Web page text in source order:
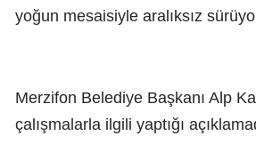
yoğun mesaisiyle aralıksız
Merzifon Belediye Başkanı Alp
çalışmalarla ilgili yaptığı